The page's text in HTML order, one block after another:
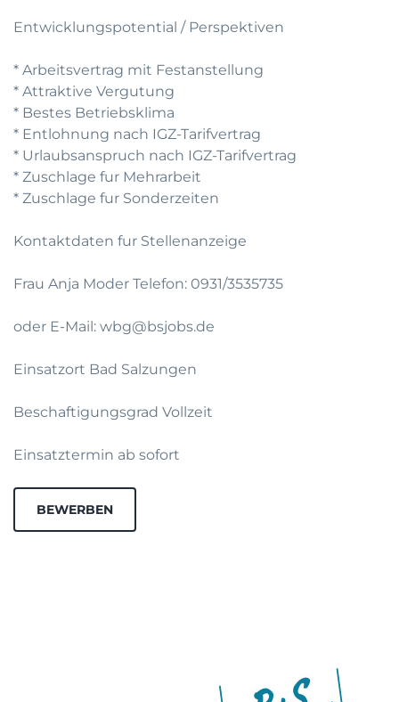
Entwicklungspotential / Perspektiven
* Arbeitsvertrag mit Festanstellung
* Attraktive Vergutung
* Bestes Betriebsklima
* Entlohnung nach IGZ-Tarifvertrag
* Urlaubsanspruch nach IGZ-Tarifvertrag
* Zuschlage fur Mehrarbeit
* Zuschlage fur Sonderzeiten
Kontaktdaten fur Stellenanzeige
Frau Anja Moder Telefon: 0931/3535735
oder E-Mail: wbg@bsjobs.de
Einsatzort Bad Salzungen
Beschaftigungsgrad Vollzeit
Einsatztermin ab sofort
BEWERBEN